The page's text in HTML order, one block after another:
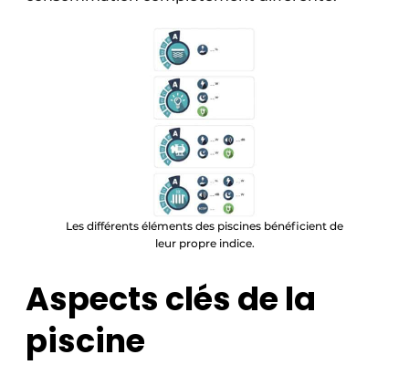
Les différents éléments des piscines bénéficient de
leur propre indice.
Aspects clés de la
piscine